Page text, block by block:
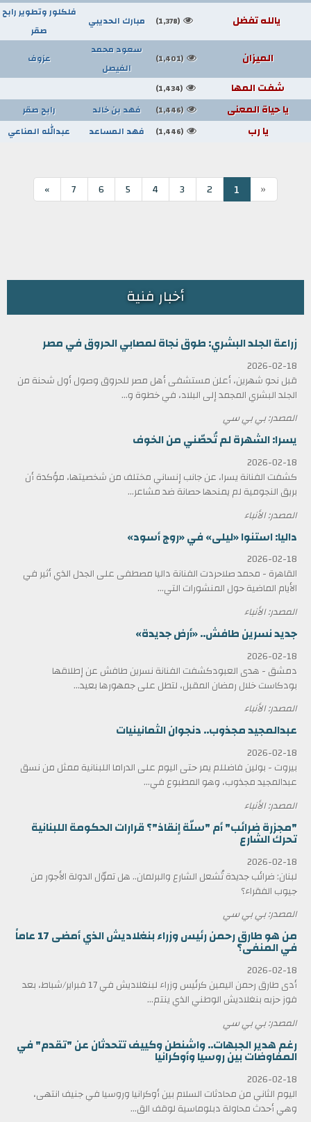
يالله تفضل
(1,378) مبارك الحديبي
فلكلور وتطوير رابح
صقر
الميزان (1,401)
سعود محمد
الفيصل
عزوف
شفت المها (1,434)
يا حياة المعنى (1,446) فهد بن خالد رابح صقر
يا رب (1,446) فهد المساعد عبدالله المناعي
«
1
2
3
4
5
6
7
»
أخبار فنية
زراعة الجلد البشري: طوق نجاة لمصابي الحروق في مصر
2026-02-18
قبل نحو شهرين، أعلن مستشفى أهل مصر للحروق وصول أول شحنة من
الجلد البشري المجمد إلى البلاد، في خطوة و...
المصدر: بي بي سي
يسرا: الشهرة لم تُحصّني من الخوف
2026-02-18
كشفت الفنانة يسرا، عن جانب إنساني مختلف من شخصيتها، مؤكدة أن
بريق النجومية لم يمنحها حصانة ضد مشاعر...
المصدر: الأنباء
داليا: استنوا «ليلى» في «روج أسود»
2026-02-18
القاهرة - محمد صلاحردت الفنانة داليا مصطفى على الجدل الذي أثير في
الأيام الماضية حول المنشورات التي...
المصدر: الأنباء
جديد نسرين طافش.. «أرض جديدة»
2026-02-18
دمشق - هدى العبودكشفت الفنانة نسرين طافش عن إطلاقها
بودكاست خلال رمضان المقبل، لتطل على جمهورها بعيد...
المصدر: الأنباء
عبدالمجيد مجذوب.. دنجوان الثمانينيات
2026-02-18
بيروت - بولين فاضللم يمر حتى اليوم على الدراما اللبنانية ممثل من نسق
عبدالمجيد مجذوب، وهو المطبوع في...
المصدر: الأنباء
"مجزرة ضرائب" أم "سلّة إنقاذ"؟ قرارات الحكومة اللبنانية
تحرك الشارع
2026-02-18
لبنان: ضرائب جديدة تُشعل الشارع والبرلمان.. هل تموّل الدولة الأجور من
جيوب الفقراء؟
المصدر: بي بي سي
من هو طارق رحمن رئيس وزراء بنغلاديش الذي أمضى 17 عاماً
في المنفى؟
2026-02-18
أدى طارق رحمن اليمين كرئيس وزراء لبنغلاديش في 17 فبراير/شباط، بعد
فوز حزبه بنغلاديش الوطني الذي ينتم...
المصدر: بي بي سي
رغم هدير الجبهات.. واشنطن وكييف تتحدثان عن "تقدم" في
المفاوضات بين روسيا وأوكرانيا
2026-02-18
اليوم الثاني من محادثات السلام بين أوكرانيا وروسيا في جنيف انتهى،
وهي أحدث محاولة دبلوماسية لوقف الق...